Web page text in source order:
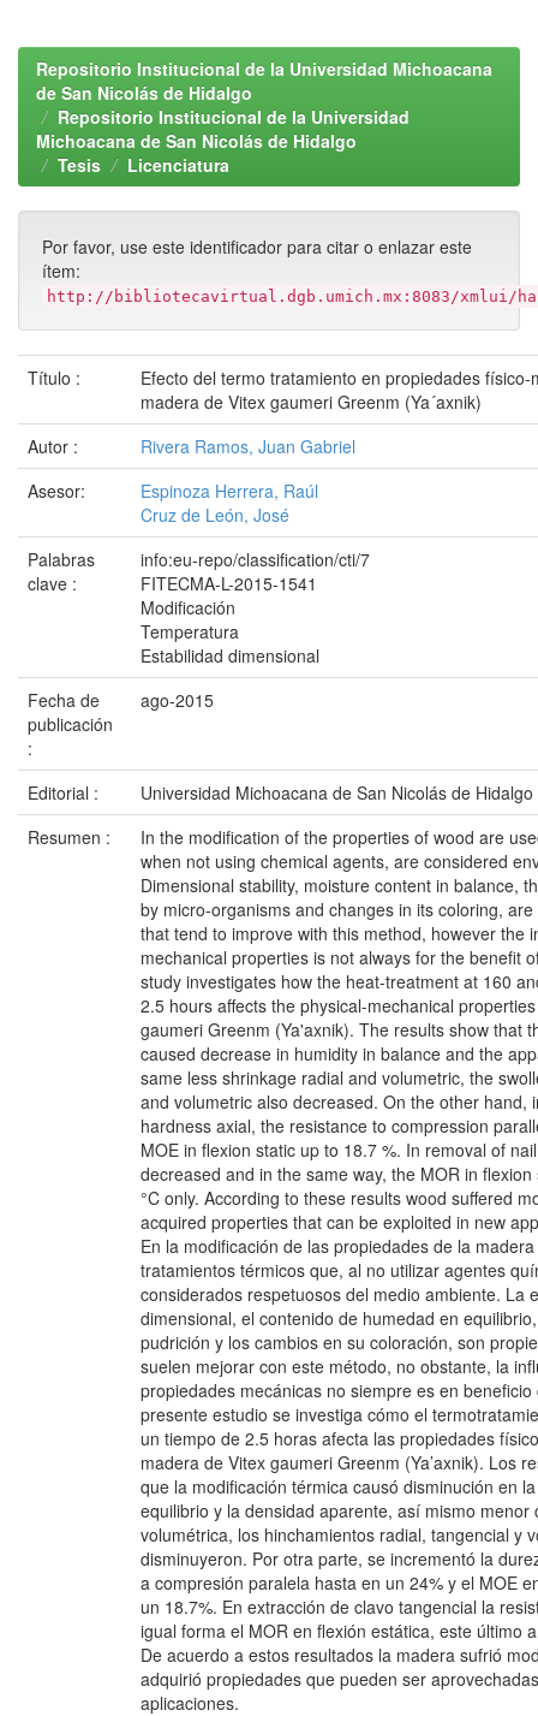
Repositorio Institucional de la Universidad Michoacana
de San Nicolás de Hidalgo
Repositorio Institucional de la Universidad
Michoacana de San Nicolás de Hidalgo
Tesis
Licenciatura
Por favor, use este identificador para citar o enlazar este
ítem:
http://bibliotecavirtual.dgb.umich.mx:8083/xmlui/
Título :
Efecto del termo tratamiento en propiedades físico-
madera de Vitex gaumeri Greenm (Ya´axnik)
Autor :
Rivera Ramos, Juan Gabriel
Asesor:
Espinoza Herrera, Raúl
Cruz de León, José
Palabras
clave :
info:eu-repo/classification/cti/7
FITECMA-L-2015-1541
Modificación
Temperatura
Estabilidad dimensional
Fecha de
publicación
:
ago-2015
Editorial :
Universidad Michoacana de San Nicolás de Hidalgo
Resumen :
In the modification of the properties of wood are
when not using chemical agents, are considered
Dimensional stability, moisture content in balance,
by micro-organisms and changes in its coloring,
that tend to improve with this method, however the
mechanical properties is not always for the benefit
study investigates how the heat-treatment at 160
2.5 hours affects the physical-mechanical
gaumeri Greenm (Ya'axnik). The results show that
caused decrease in humidity in balance and the
same less shrinkage radial and volumetric, the
and volumetric also decreased. On the other hand,
hardness axial, the resistance to compression
MOE in flexion static up to 18.7 %. In removal of
decreased and in the same way, the MOR in
°C only. According to these results wood suffered
acquired properties that can be exploited in new
En la modificación de las propiedades de la
tratamientos térmicos que, al no utilizar agentes
considerados respetuosos del medio ambiente. La
dimensional, el contenido de humedad en
pudrición y los cambios en su coloración, son
suelen mejorar con este método, no obstante, la
propiedades mecánicas no siempre es en beneficio
presente estudio se investiga cómo el
un tiempo de 2.5 horas afecta las propiedades
madera de Vitex gaumeri Greenm (Ya’axnik). Los
que la modificación térmica causó disminución en
equilibrio y la densidad aparente, así mismo menor
volumétrica, los hinchamientos radial, tangencial y
disminuyeron. Por otra parte, se incrementó la
a compresión paralela hasta en un 24% y el MOE
un 18.7%. En extracción de clavo tangencial la
igual forma el MOR en flexión estática, este último
De acuerdo a estos resultados la madera sufrió
adquirió propiedades que pueden ser
aplicaciones.